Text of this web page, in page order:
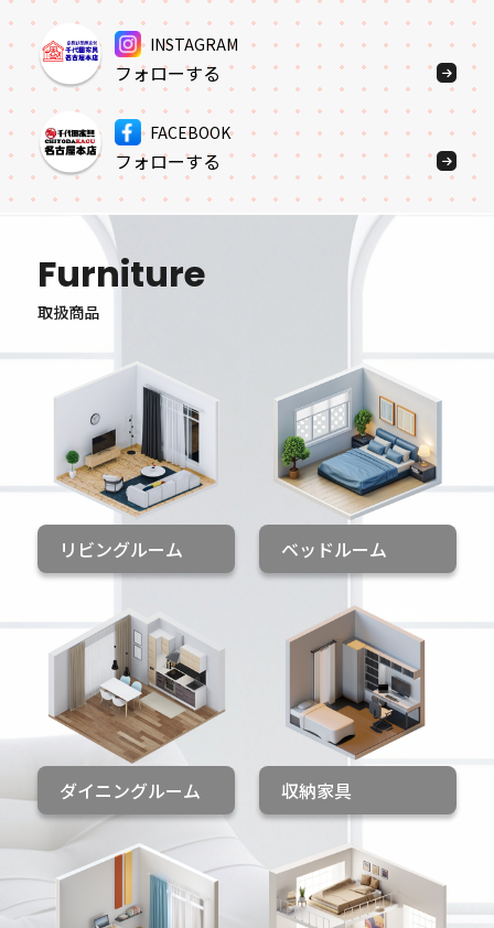
INSTAGRAM
フォローする
FACEBOOK
フォローする
Furniture
取扱商品
リビングルーム ベッドルーム
ダイニングルーム 収納家具